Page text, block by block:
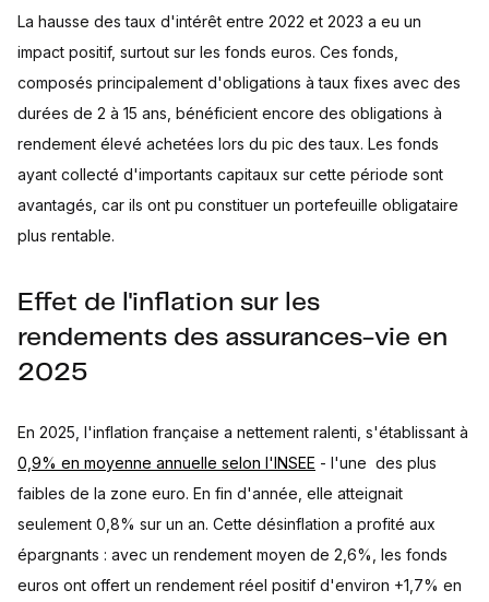
La hausse des taux d'intérêt entre 2022 et 2023 a eu un
impact positif, surtout sur les fonds euros. Ces fonds,
composés principalement d'obligations à taux fixes avec des
durées de 2 à 15 ans, bénéficient encore des obligations à
rendement élevé achetées lors du pic des taux. Les fonds
ayant collecté d'importants capitaux sur cette période sont
avantagés, car ils ont pu constituer un portefeuille obligataire
plus rentable.
Effet de l'inflation sur les
rendements des assurances-vie en
2025
En 2025, l'inflation française a nettement ralenti, s'établissant à
0,9% en moyenne annuelle selon l'INSEE - l'une des plus
faibles de la zone euro. En fin d'année, elle atteignait
seulement 0,8% sur un an. Cette désinflation a profité aux
épargnants : avec un rendement moyen de 2,6%, les fonds
euros ont offert un rendement réel positif d'environ +1,7% en